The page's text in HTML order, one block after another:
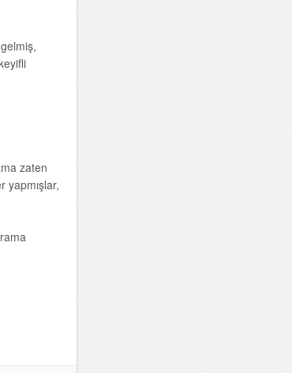
zaten
yapmışlar,